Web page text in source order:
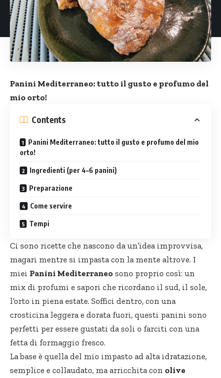
Panini Mediterraneo: tutto il gusto e profumo del
mio orto!
Contents
Panini Mediterraneo: tutto il gusto e profumo del mio
orto!
Ingredienti (per 4–6 panini)
Preparazione
Come servire
Tempi
Ci sono ricette che nascono da un’idea improvvisa,
magari mentre si impasta con la mente altrove. I
miei Panini Mediterraneo sono proprio così: un
mix di profumi e sapori che ricordano il sud, il sole,
l’orto in piena estate. Soffici dentro, con una
crosticina leggera e dorata fuori, questi panini sono
perfetti per essere gustati da soli o farciti con una
fetta di formaggio fresco.
La base è quella del mio impasto ad alta idratazione,
semplice e collaudato, ma arricchita con olive